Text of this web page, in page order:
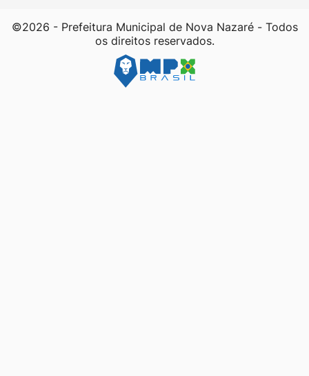
©2026 - Prefeitura Municipal de Nova Nazaré - Todos
os direitos reservados.